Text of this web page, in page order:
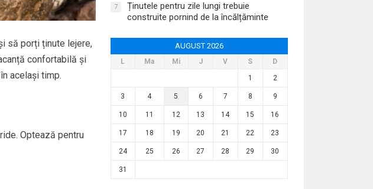
să porți ținute lejere,
confortabilă și
același timp.
Optează pentru
7
Ținutele pentru zile lungi trebuie
construite pornind de la încălțăminte
AUGUST 2026
L Ma Mi J V S
D
1
2
3 4 5 6 7 8 9
10 11 12 13 14 15 16
17 18 19 20 21 22 23
24 25 26 27 28 29 30
31